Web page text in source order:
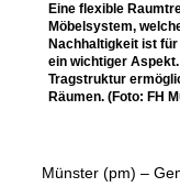
Eine flexible
Möbelsystem,
Nachhaltigkeit ist
ein wichtiger
Tragstruktur
Räumen. (Foto: FH
Münster (pm) –